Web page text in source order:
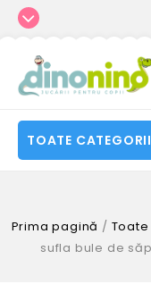
TOATE
Prima pagină /
sufla bule de